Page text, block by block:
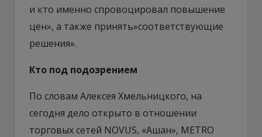
и кто именно спровоцировал повышение
цен», а также принять»соответствующие
решения».
Кто под подозрением
По словам Алексея Хмельницкого, на
сегодня дело открыто в отношении
торговых сетей NOVUS, «Ашан», METRO